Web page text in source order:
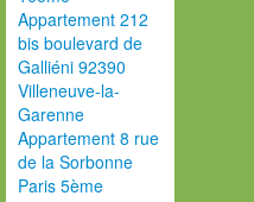
Appartement 212
bis boulevard de
Galliéni 92390
Villeneuve-la-
Garenne
Appartement 8 rue
de la Sorbonne
Paris 5ème